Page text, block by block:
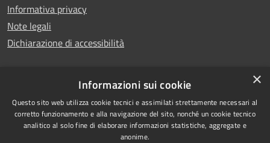
Informativa privacy
Note legali
Dichiarazione di accessibilità
RSS
Accessibilità
Copyright © 2025
Comune di
Montecorvino Pugliano
×
Informazioni sui cookie
Questo sito web utilizza cookie tecnici e assimilati strettamente necessari al
corretto funzionamento e alla navigazione del sito, nonché un cookie tecnico
analitico al solo fine di elaborare informazioni statistiche, aggregate e
anonime.